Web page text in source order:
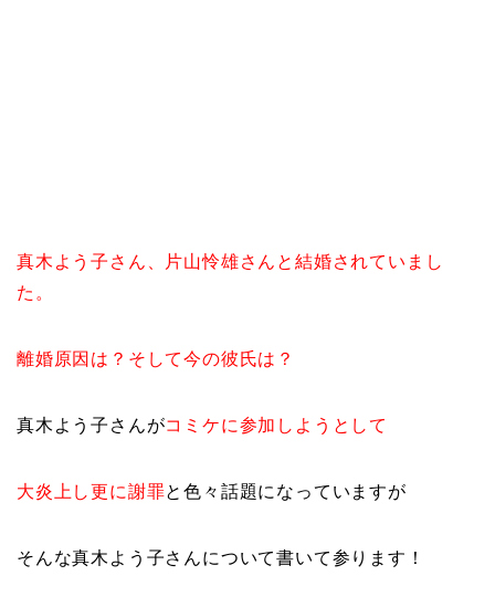
真木よう子さん、片山怜雄さんと結婚されていまし
た。
離婚原因は？そして今の彼氏は？
真木よう子さんがコミケに参加しようとして
大炎上し更に謝罪と色々話題になっていますが
そんな真木よう子さんについて書いて参ります！